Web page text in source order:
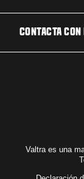
TECNOLOGÍA
CONTACTA
RESERVE UNA
LOCALIZADOR
Valtra es una